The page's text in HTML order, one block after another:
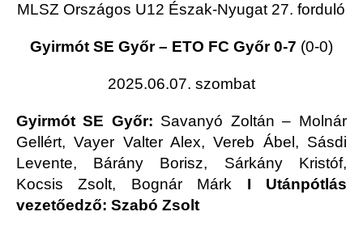
MLSZ Országos U12 Észak-Nyugat 27. forduló
Gyirmót SE Győr – ETO FC Győr 0-7 (0-0)
2025.06.07. szombat
Gyirmót SE Győr: Savanyó Zoltán – Molnár
Gellért, Vayer Valter Alex, Vereb Ábel, Sásdi
Levente, Bárány Borisz, Sárkány Kristóf,
Kocsis Zsolt, Bognár Márk I Utánpótlás
vezetőedző: Szabó Zsolt